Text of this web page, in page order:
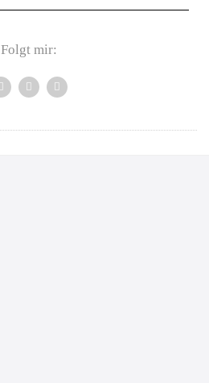
Folgt mir: